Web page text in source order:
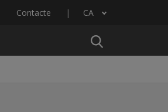
Contacte CA
Llista les accions addicionals